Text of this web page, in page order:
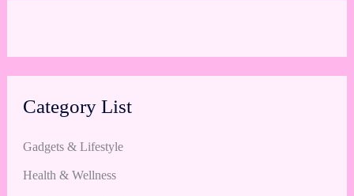
Category List
Gadgets & Lifestyle
Health & Wellness